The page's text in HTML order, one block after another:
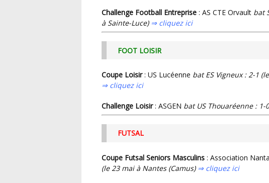
Challenge Football Entreprise : AS CTE Orvault bat
à Sainte-Luce) ⇒ cliquez ici
FOOT LOISIR
Coupe Loisir: US Lucéenne bat ES Vigneux : 2-1
⇒ cliquez ici
Challenge Loisir: ASGEN bat US Thouaréenne : 1-
FUTSAL
Coupe Futsal Seniors Masculins : Association
(le 23 mai à Nantes (Camus) ⇒ cliquez ici